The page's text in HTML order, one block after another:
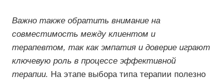
Важно также обратить внимание на
совместимость между клиентом и
терапевтом, так как эмпатия и доверие играют
ключевую роль в процессе эффективной
терапии. На этапе выбора типа терапии полезно